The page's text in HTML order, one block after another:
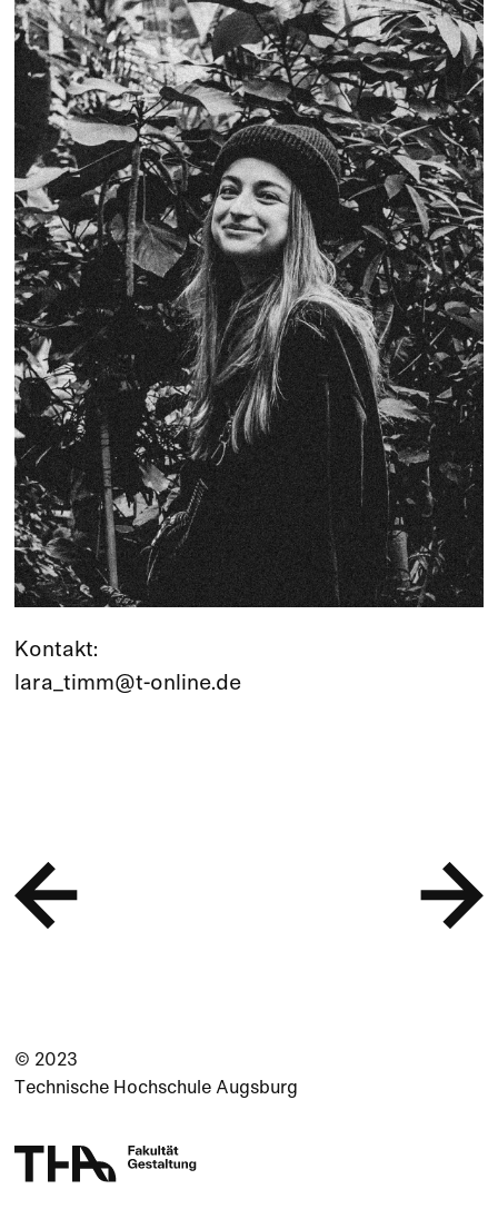
Kontakt:
lara_timm@t-online.de
© 2023
Technische Hochschule Augsburg